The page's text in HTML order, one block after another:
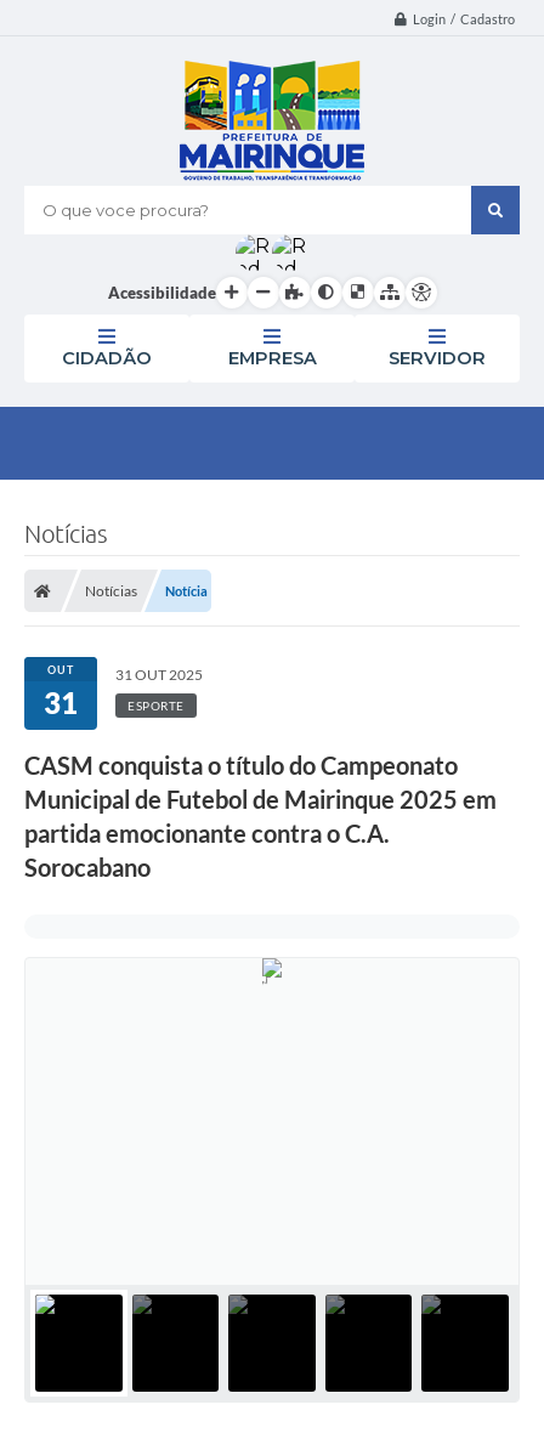
Login / Cadastro
O que voce procura?
Acessibilidade
CIDADÃO EMPRESA SERVIDOR
Notícias
Notícias Notícia
OUT
31
31 OUT 2025
ESPORTE
CASM conquista o título do Campeonato
Municipal de Futebol de Mairinque 2025 em
partida emocionante contra o C.A.
Sorocabano